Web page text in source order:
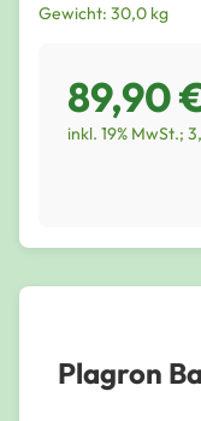
Gewicht: 30,0 kg
89,90
inkl. 19% MwSt.;
Plagron